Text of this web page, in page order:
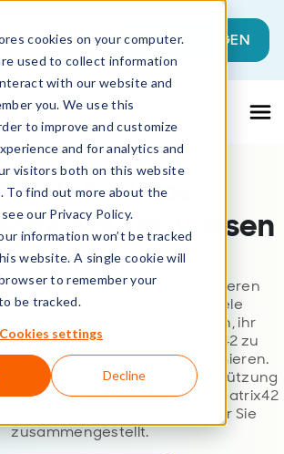
cookies on your computer.
used to collect information
with our website and
you. We use this
to improve and customize
and for analytics and
visitors both on this website
To find out more about the
our Privacy Policy.
information won’t be tracked
website. A single cookie will
to remember your
be tracked.
Cookies settings
Decline
Dies ist ein Suchfeld mit einer
Es gibt keine Vorschläge, da das
JETZT LOSLEGEN
Helix: Was
Käufer wissen
sollten
BMC Helix noch unter dem früheren
Action Request System. Viele
haben sich jedoch entschieden, ihr
BMC-Helix-Setup durch Matrix42 zu
Service Management zu optimieren.
Erfahrung bei der Unterstützung
während des Übergangs zu Matrix42
umfassende Kaufberatung für Sie
zusammengestellt.